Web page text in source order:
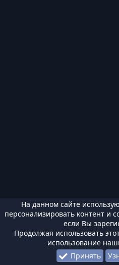
На данном сайте
персонализировать контент и
если Вы
Продолжая использовать
использование
Принять